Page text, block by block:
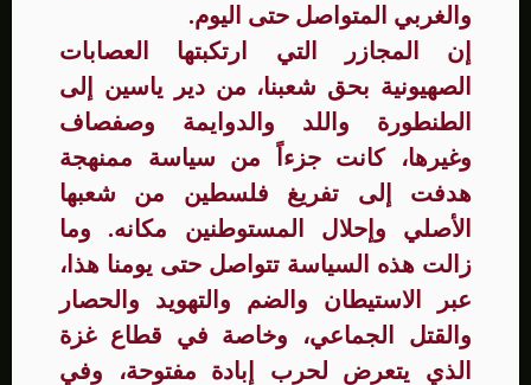
والغربي المتواصل حتى اليوم.
إن المجازر التي ارتكبتها العصابات
الصهيونية بحق شعبنا، من دير ياسين إلى
الطنطورة واللد والدوايمة وصفصاف
وغيرها، كانت جزءاً من سياسة ممنهجة
هدفت إلى تفريغ فلسطين من شعبها
الأصلي وإحلال المستوطنين مكانه. وما
زالت هذه السياسة تتواصل حتى يومنا هذا،
عبر الاستيطان والضم والتهويد والحصار
والقتل الجماعي، وخاصة في قطاع غزة
الذي يتعرض لحرب إبادة مفتوحة، وفي